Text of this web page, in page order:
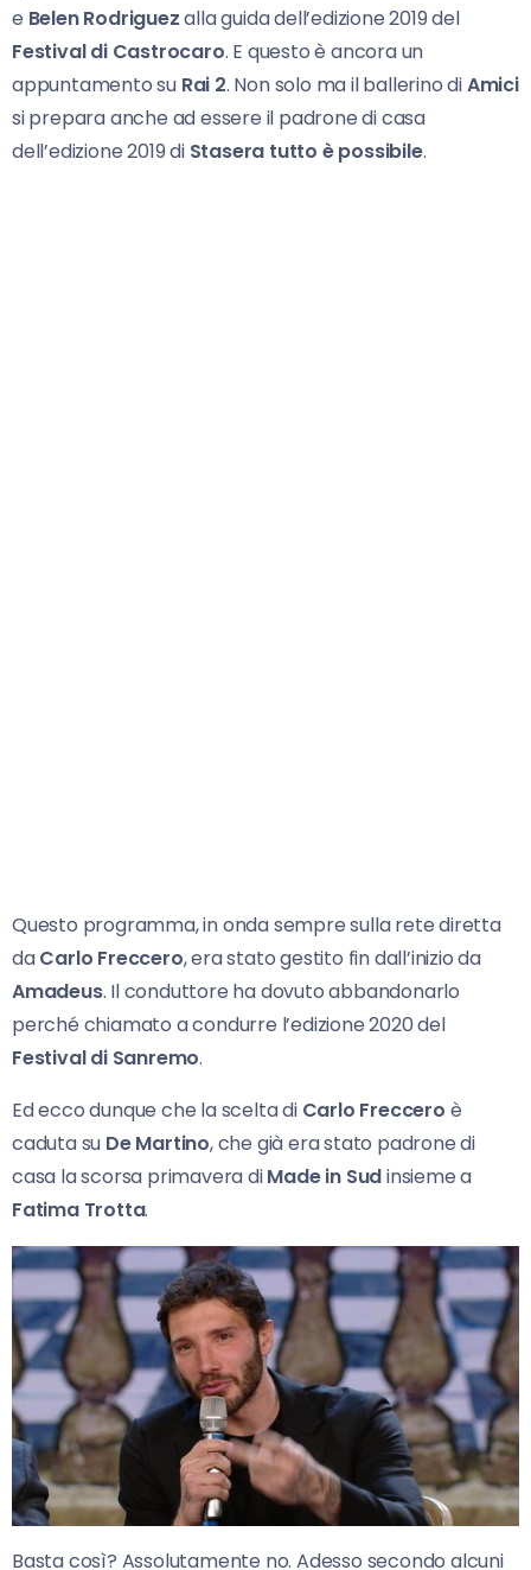
e Belen Rodriguezalla guida dell’edizione 2019 del
Festival di Castrocaro. E questo è ancora un
appuntamento su Rai 2. Non solo ma il ballerino diAmici
si prepara anche ad essere il padrone di casa
dell’edizione 2019 di Stasera tutto è possibile.
Questo programma, in onda sempre sulla rete diretta
daCarlo Freccero, era stato gestito fin dall’inizio da
Amadeus. Il conduttore ha dovuto abbandonarlo
perché chiamato a condurre l’edizione 2020 del
Festival di Sanremo.
Ed ecco dunque che la scelta di Carlo Freccero è
caduta su De Martino, che già era stato padrone di
casa la scorsa primavera diMade in Sudinsieme a
Fatima Trotta.
Basta così? Assolutamente no. Adesso secondo alcuni